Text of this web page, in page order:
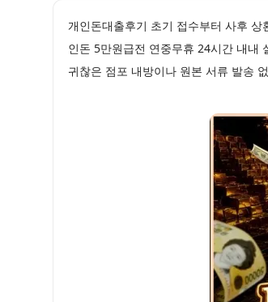
개인돈대출후기 초기 접수부터 사후
인돈 5만원급전 연중무휴 24시간 내내
귀찮은 점포 내방이나 원본 서류 발송